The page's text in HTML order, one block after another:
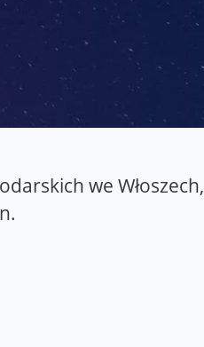
we Włoszech,